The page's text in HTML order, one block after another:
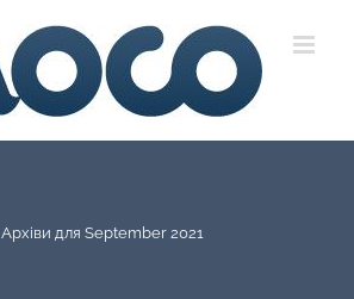
Архіви для September 2021